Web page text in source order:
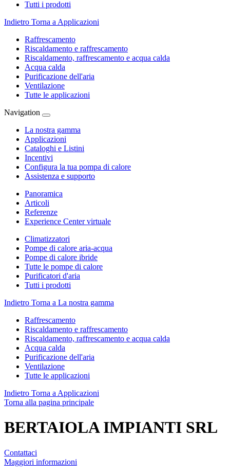
Tutti i prodotti
Indietro Torna a Applicazioni
Raffrescamento
Riscaldamento e raffrescamento
Riscaldamento, raffrescamento e acqua calda
Acqua calda
Purificazione dell'aria
Ventilazione
Tutte le applicazioni
Navigation
La nostra gamma
Applicazioni
Cataloghi e Listini
Incentivi
Configura la tua pompa di calore
Assistenza e supporto
Panoramica
Articoli
Referenze
Experience Center virtuale
Climatizzatori
Pompe di calore aria-acqua
Pompe di calore ibride
Tutte le pompe di calore
Purificatori d'aria
Tutti i prodotti
Indietro Torna a La nostra gamma
Raffrescamento
Riscaldamento e raffrescamento
Riscaldamento, raffrescamento e acqua calda
Acqua calda
Purificazione dell'aria
Ventilazione
Tutte le applicazioni
Indietro Torna a Applicazioni
Torna alla pagina principale
BERTAIOLA IMPIANTI SRL
Contattaci
Maggiori informazioni